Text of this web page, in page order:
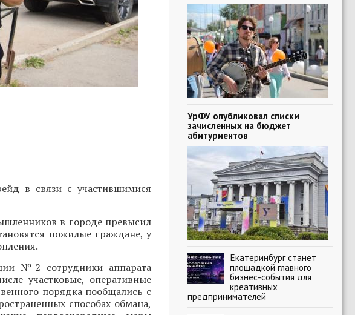
в связи с участившимися
в городе превысил
пожилые граждане, у
№2 сотрудники аппарата
участковые, оперативные
порядка пообщались с
способах обмана,
УрФУ опубликовал списки
зачисленных на бюджет
абитуриентов
Екатеринбург станет
площадкой главного
бизнес-события для
креативных
предпринимателей